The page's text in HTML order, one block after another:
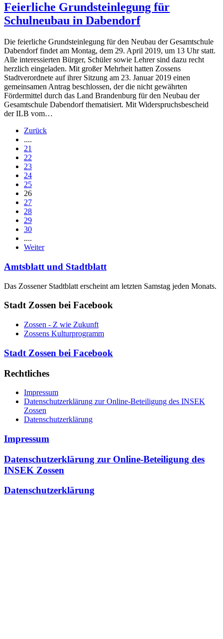
Feierliche Grundsteinlegung für
Schulneubau in Dabendorf
Die feierliche Grundsteinlegung für den Neubau der Gesamtschule
Dabendorf findet am Montag, dem 29. April 2019, um 13 Uhr statt.
Alle interessierten Bürger, Schüler sowie Lehrer sind dazu recht
herzlich eingeladen. Mit großer Mehrheit hatten Zossens
Stadtverordnete auf ihrer Sitzung am 23. Januar 2019 einen
gemeinsamen Antrag beschlossen, der die nicht gewährten
Fördermittel durch das Land Brandenburg für den Neubau der
Gesamtschule Dabendorf thematisiert. Mit Widerspruchsbescheid
der ILB vom…
Zurück
....
21
22
23
24
25
26
27
28
29
30
....
Weiter
Amtsblatt und Stadtblatt
Das Zossener Stadtblatt erscheint am letzten Samstag jeden Monats.
Stadt Zossen bei Facebook
Zossen - Z wie Zukunft
Zossens Kulturprogramm
Stadt Zossen bei Facebook
Rechtliches
Impressum
Datenschutzerklärung zur Online-Beteiligung des INSEK
Zossen
Datenschutzerklärung
Impressum
Datenschutzerklärung zur Online-Beteiligung des
INSEK Zossen
Datenschutzerklärung